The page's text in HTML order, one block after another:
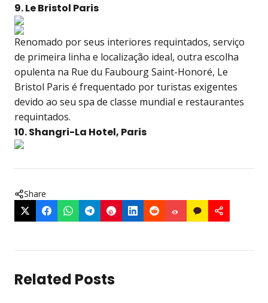
9. Le Bristol Paris
Renomado por seus interiores requintados, serviço
de primeira linha e localização ideal, outra escolha
opulenta na Rue du Faubourg Saint-Honoré, Le
Bristol Paris é frequentado por turistas exigentes
devido ao seu spa de classe mundial e restaurantes
requintados.
10. Shangri-La Hotel, Paris
Share
Related Posts